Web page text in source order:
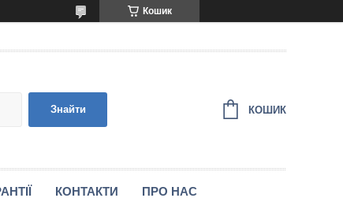
Кошик
Знайти КОШИК
КОНТАКТИ ПРО НАС